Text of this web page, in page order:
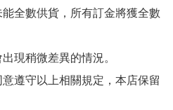
全數供貨，所有訂金將獲全數
現稍微差異的情況。
遵守以上相關規定，本店保留